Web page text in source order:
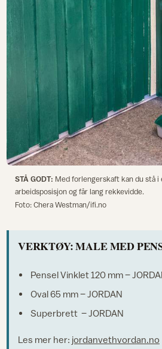
STÅ GODT: Med forlengerskaft kan du stå i
arbeidsposisjon og får lang rekkevidde.
Foto: Chera Westman/ifi.no
VERKTØY: MALE MED
Pensel Vinklet 120 mm –
Oval 65 mm – JORDAN
Superbrett – JORDAN
Les mer her: jordanvethvordan.no